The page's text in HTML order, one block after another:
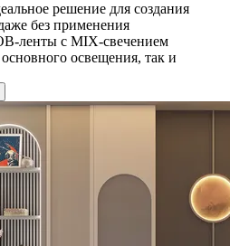
решение для создания
без применения
ленты с MIX-свечением
освещения, так и